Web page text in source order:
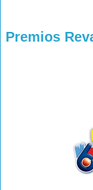
Premios